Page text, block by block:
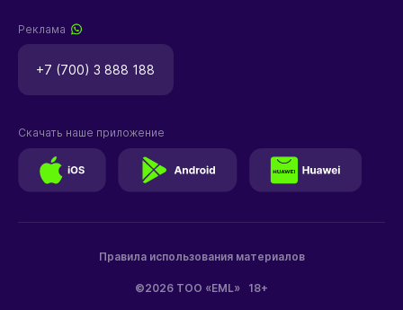
Реклама
+7 (700) 3 888 188
©2026 ТОО «EML» 18+
Правила использования материалов
Скачать наше приложение